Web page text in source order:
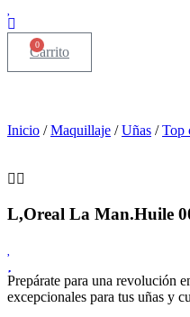
0
Carrito
Inicio /Maquillaje /Uñas /Top
L,Oreal La Man.Huile
Prepárate para una revolución
excepcionales para tus uñas y